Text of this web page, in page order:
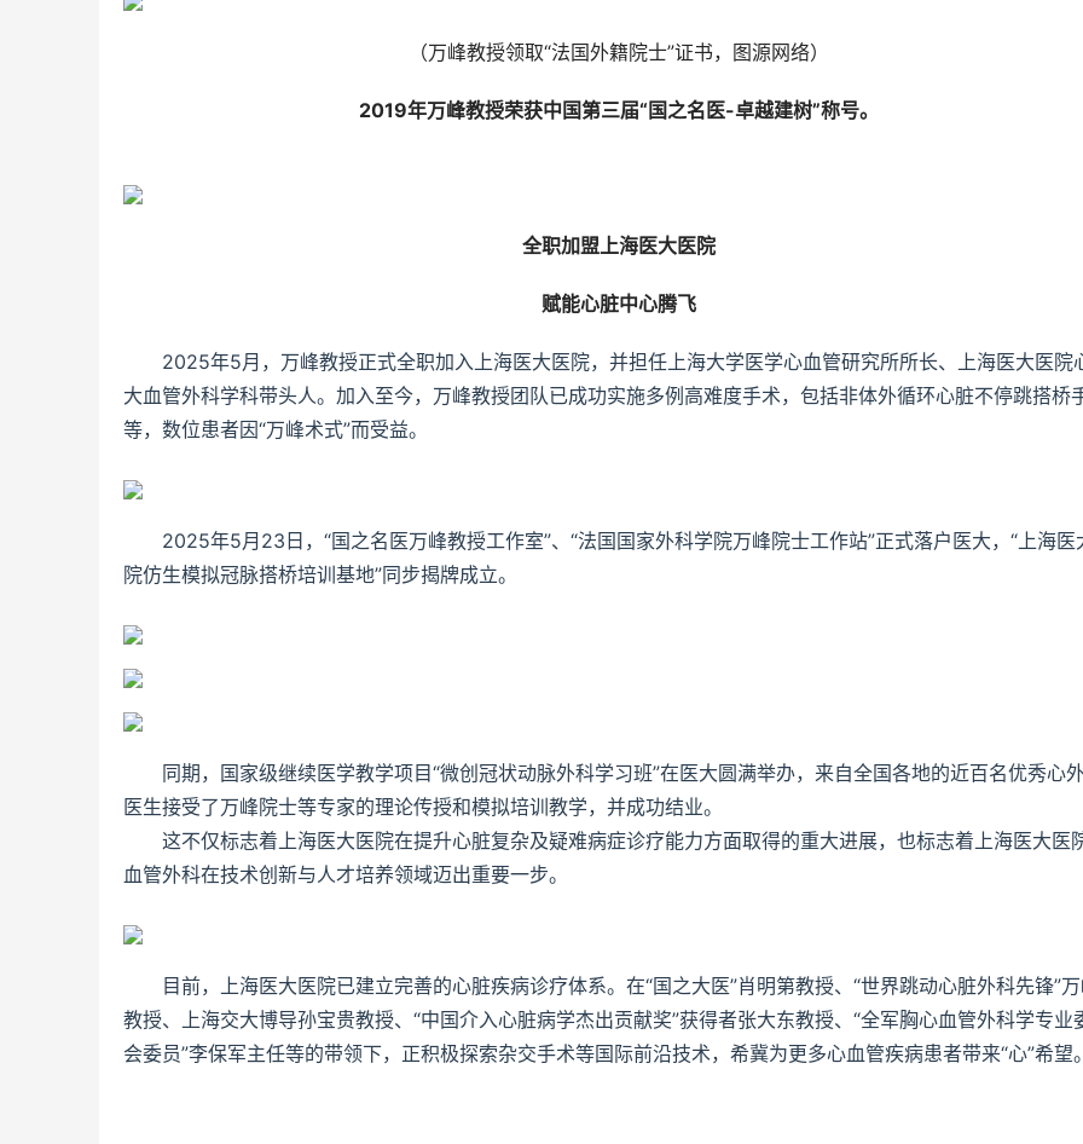
（万峰教授领取“法国外籍院士”证书，图源网络）
2019年万峰教授荣获中国第三届“国之名医-卓越建树”称号。
全职加盟上海医大医院
赋能心脏中心腾飞
2025年5月，万峰教授正式全职加入上海医大医院，并担任上海大学医学心血管研究所所长、上海医大医院
大血管外科学科带头人。加入至今，万峰教授团队已成功实施多例高难度手术，包括非体外循环心脏不停跳搭桥
等，数位患者因“万峰术式”而受益。
2025年5月23日，“国之名医万峰教授工作室”、“法国国家外科学院万峰院士工作站”正式落户医大，“上海医
院仿生模拟冠脉搭桥培训基地”同步揭牌成立。
同期，国家级继续医学教学项目“微创冠状动脉外科学习班”在医大圆满举办，来自全国各地的近百名优秀心
医生接受了万峰院士等专家的理论传授和模拟培训教学，并成功结业。
这不仅标志着上海医大医院在提升心脏复杂及疑难病症诊疗能力方面取得的重大进展，也标志着上海医大医
血管外科在技术创新与人才培养领域迈出重要一步。
目前，上海医大医院已建立完善的心脏疾病诊疗体系。在“国之大医”肖明第教授、“世界跳动心脏外科先锋”
教授、上海交大博导孙宝贵教授、“中国介入心脏病学杰出贡献奖”获得者张大东教授、“全军胸心血管外科学专业
会委员”李保军主任等的带领下，正积极探索杂交手术等国际前沿技术，希冀为更多心血管疾病患者带来“心”希望